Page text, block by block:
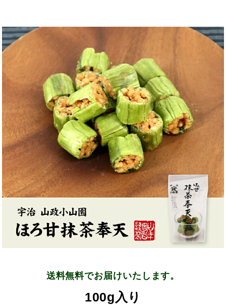
送料無料でお届けいたします。
100g入り